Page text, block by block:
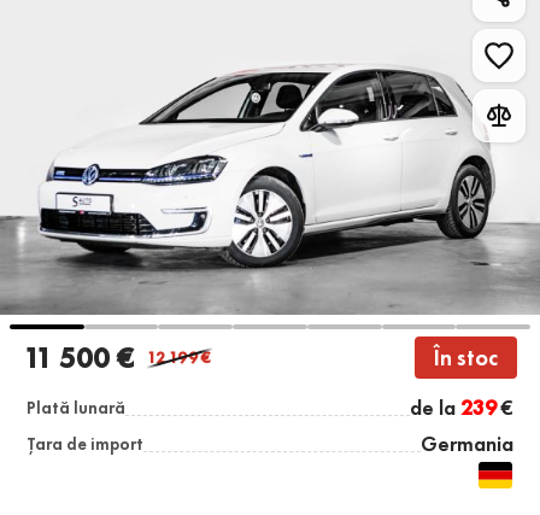
11 500 € 12 199€ În stoc
Plată lunară de la239€
Țara de import Germania